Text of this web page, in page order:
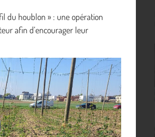
du houblon » : une opération
afin d’encourager leur